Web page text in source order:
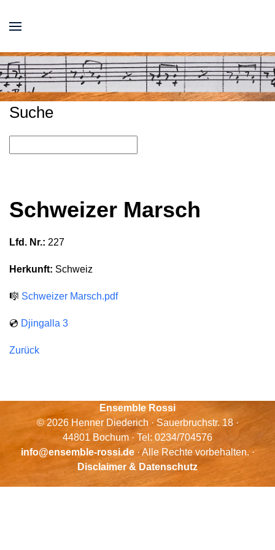
Suche
Schweizer Marsch
Lfd. Nr.: 227
Herkunft: Schweiz
🎼 Schweizer Marsch.pdf
💿 Djingalla 3
Zurück
Ensemble Rossi
© 2026 Henner Diederich · Sauerbruchstr. 18 ·
44801 Bochum · Tel: 0234/704576
info@ensemble-rossi.de· Alle Rechte vorbehalten. ·
Disclaimer & Datenschutz